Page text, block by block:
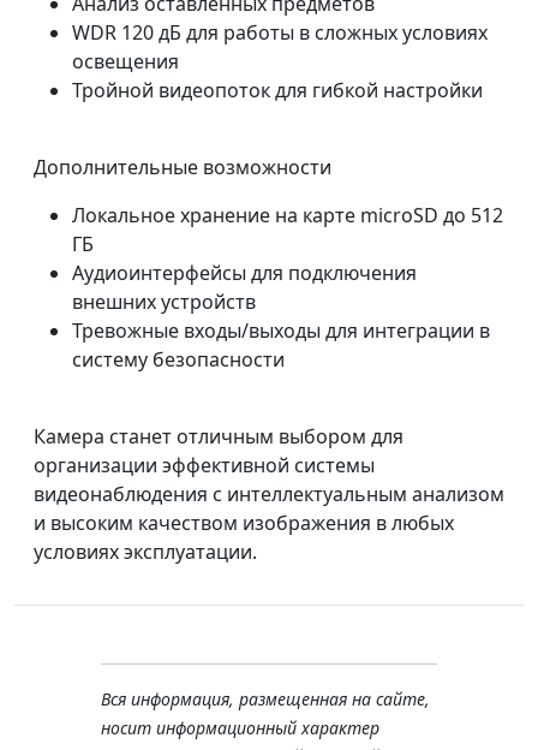
WDR 120 дБ для работы в сложных условиях
освещения
Тройной видеопоток для гибкой настройки
Дополнительные возможности
Локальное хранение на карте microSD до 512
ГБ
Аудиоинтерфейсы для подключения
внешних устройств
Тревожные входы/выходы для интеграции в
систему безопасности
Камера станет отличным выбором для
организации эффективной системы
видеонаблюдения с интеллектуальным анализом
и высоким качеством изображения в любых
условиях эксплуатации.
Вся информация, размещенная на сайте,
носит информационный характер